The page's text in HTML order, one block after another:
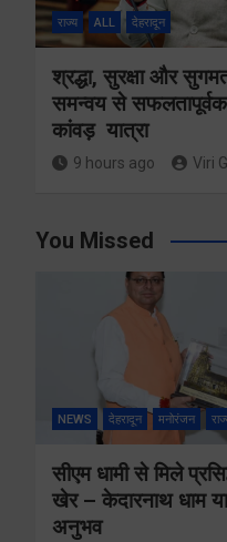
राज्य ALL देहरादून
श्रद्धा, सुरक्षा और
समन्वय से सफलतापूर्वक
कांवड़ यात्रा
9 hours ago Viri
You Missed
NEWS देहरादून मनोरंजन
सीएम धामी से मिले
खेर – केदारनाथ धाम
अनुभव